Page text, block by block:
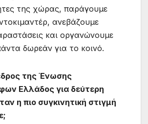
της χώρας, παράγουμε
ανεβάζουμε
και οργανώνουμε
δωρεάν για το κοινό.
της Ένωσης
Ελλάδος για δεύτερη
η πιο συγκινητική στιγμή